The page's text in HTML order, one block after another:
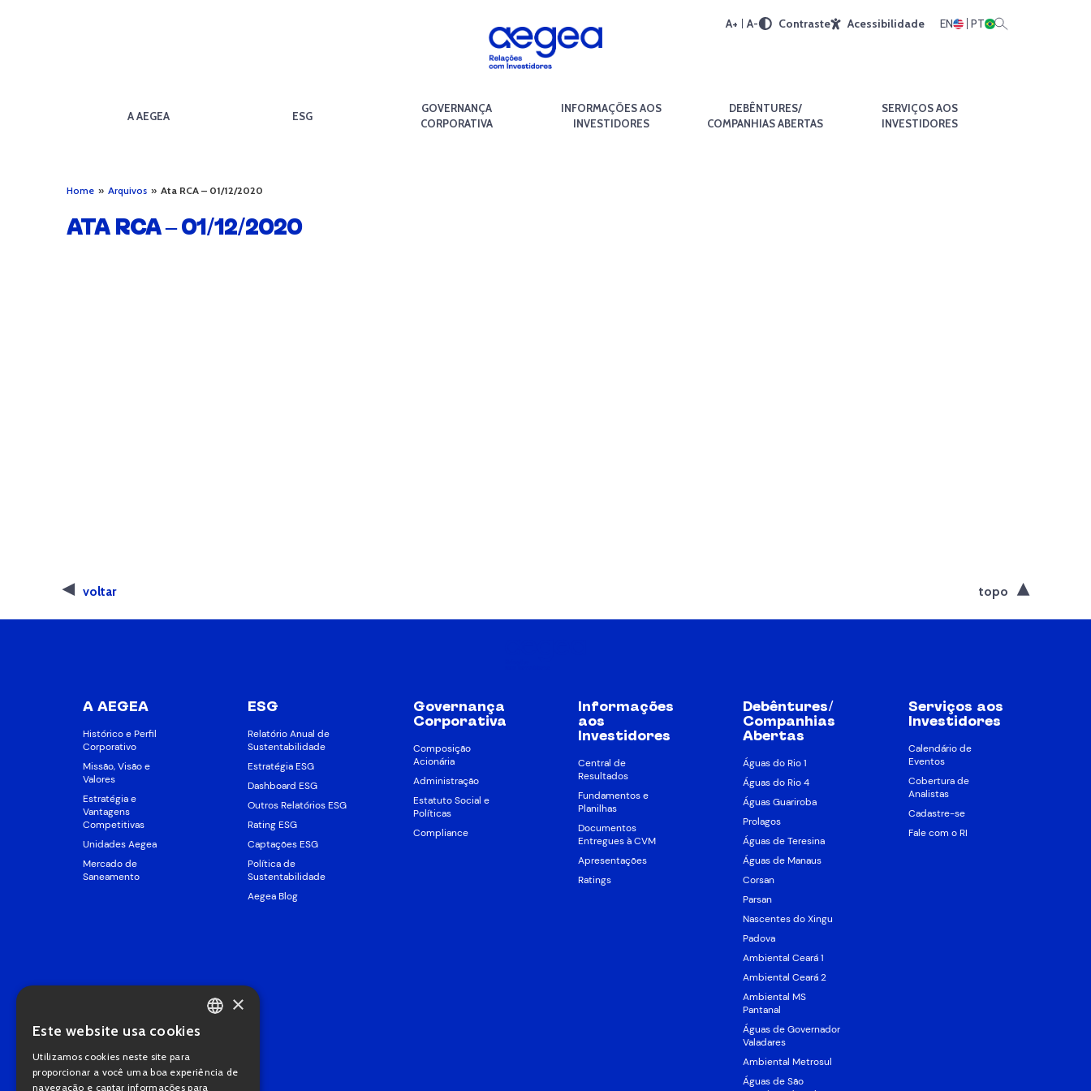
A+ A- Contraste Acessibilidade EN PT
A AEGEA ESG
GOVERNANÇA
CORPORATIVA
INFORMAÇÕES AOS
INVESTIDORES
DEBÊNTURES/
COMPANHIAS ABERTAS
SERVIÇOS AOS
INVESTIDORES
Home » Arquivos » Ata RCA – 01/12/2020
ATA RCA – 01/12/2020
voltar topo
A AEGEA
Histórico e Perfil
Corporativo
Missão, Visão e
Valores
Estratégia e
Vantagens
Competitivas
Unidades Aegea
Mercado de
Saneamento
ESG
Relatório Anual de
Sustentabilidade
Estratégia ESG
Dashboard ESG
Outros Relatórios ESG
Rating ESG
Captações ESG
Política de
Sustentabilidade
Aegea Blog
Governança
Corporativa
Composição
Acionária
Administração
Estatuto Social e
Políticas
Compliance
Informações
aos
Investidores
Central de
Resultados
Fundamentos e
Planilhas
Documentos
Entregues à CVM
Apresentações
Ratings
Debêntures/
Companhias
Abertas
Águas do Rio 1
Águas do Rio 4
Águas Guariroba
Prolagos
Águas de Teresina
Águas de Manaus
Corsan
Parsan
Nascentes do Xingu
Padova
Ambiental Ceará 1
Ambiental Ceará 2
Ambiental MS
Pantanal
Águas de Governador
Valadares
Ambiental Metrosul
Águas de São
Serviços aos
Investidores
Calendário de
Eventos
Cobertura de
Analistas
Cadastre-se
Fale com o RI
PORTUGUESE
×
Este website usa cookies
Utilizamos cookies neste site para
proporcionar a você uma boa experiência de
navegação e captar informações para